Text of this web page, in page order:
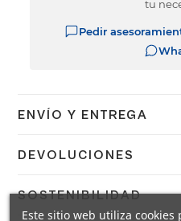
tu
Pedir
ENVÍO Y ENTREGA
DHL. Portes gratis a pie de
DEVOLUCIONES
SOSTENIBILIDAD
Este sitio web utiliza